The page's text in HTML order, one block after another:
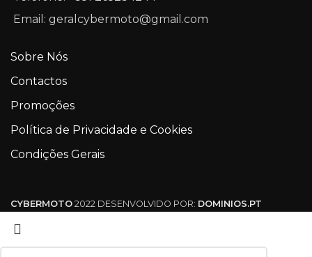
Email: geralcybermoto@gmail.com
Sobre Nós
Contactos
Promoções
Política de Privacidade e Cookies
Condições Gerais
CYBERMOTO 2022 DESENVOLVIDO POR: DOMINIOS.PT